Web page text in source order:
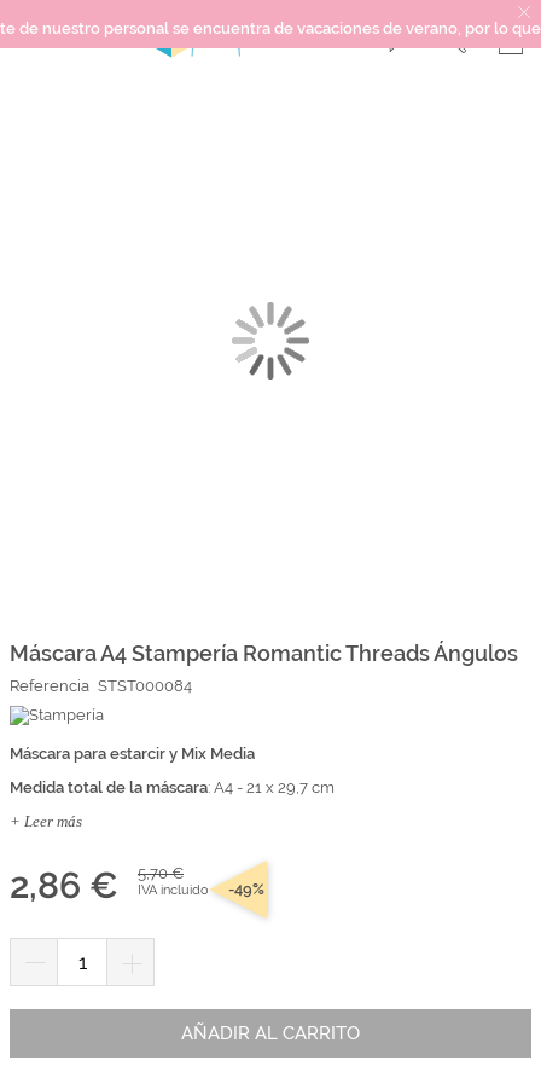
nuestro personal se encuentra de vacaciones de verano, por lo que
Top Ventas
Somos Kimidori
comienzo
la
galería
de
imágenes
Máscara A4 Stampería Romantic Threads Ángulos
Referencia STST000084
Máscara para estarcir y Mix Media
Medida total de la máscara: A4 - 21 x 29,7 cm
+ Leer más
2,86 € 5,70 €
IVA incluido -49%
AÑADIR AL CARRITO